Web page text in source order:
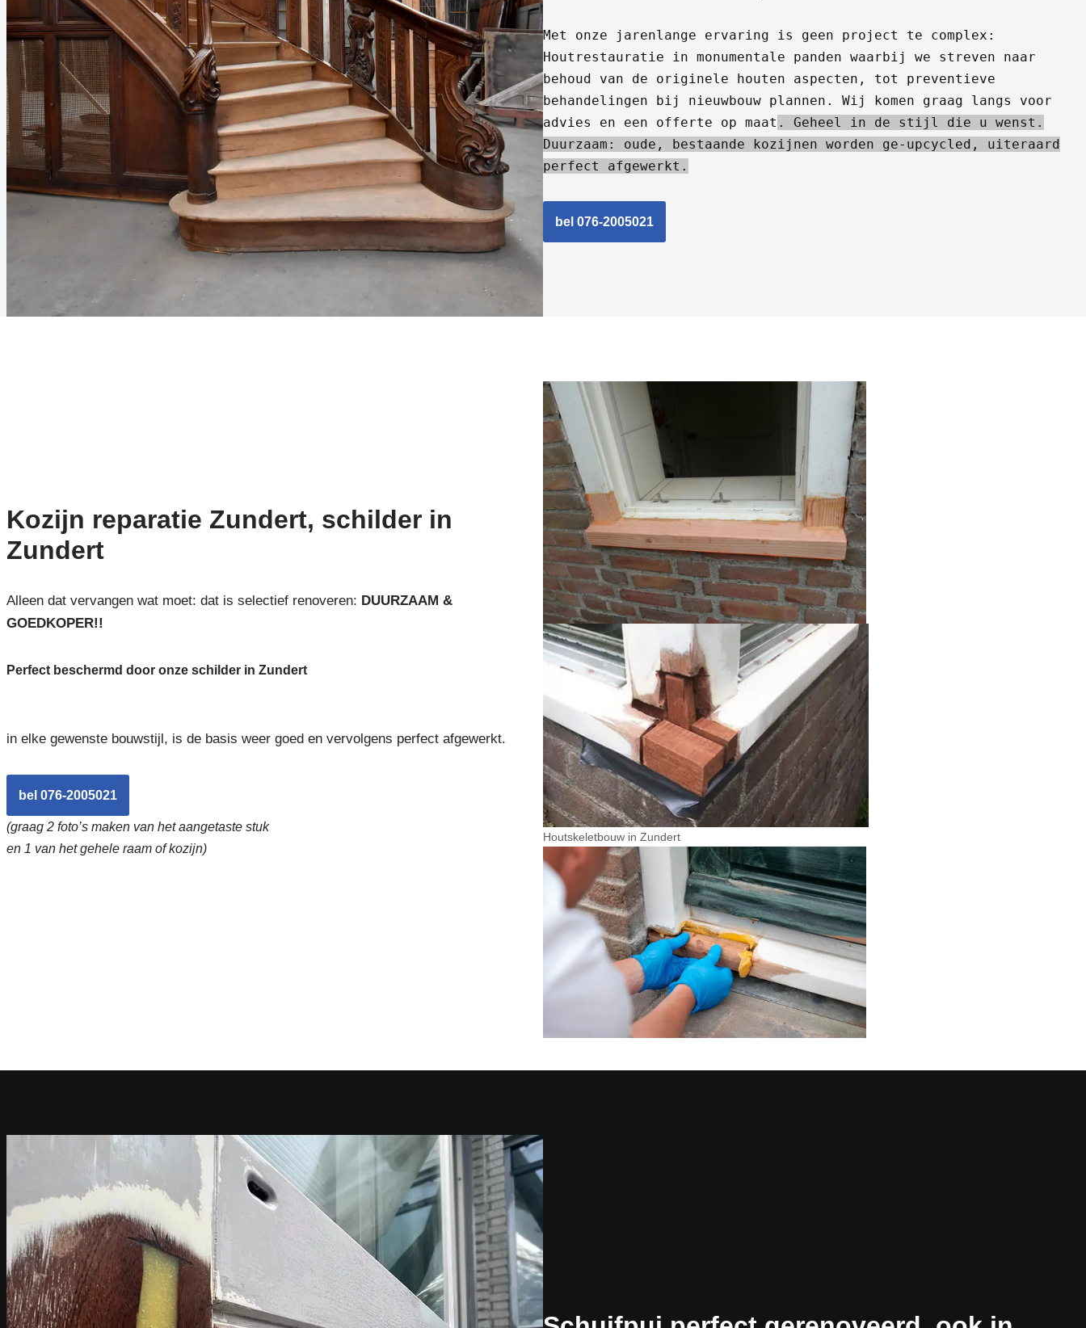
Met onze jarenlange ervaring is geen project te complex:
Houtrestauratie in monumentale panden waarbij we streven naar
behoud van de originele houten aspecten, tot preventieve
behandelingen bij nieuwbouw plannen. Wij komen graag langs voor
advies en een offerte op maat . Geheel in de stijl die u wenst.
Duurzaam: oude, bestaande kozijnen worden ge-upcycled, uiteraard
perfect afgewerkt.
bel 076-2005021
Kozijn reparatie Zundert, schilder in
Zundert
Alleen dat vervangen wat moet: dat is selectief renoveren: DUURZAAM &
GOEDKOPER!!
Perfect beschermd door onze schilder in Zundert
in elke gewenste bouwstijl, is de basis weer goed en vervolgens perfect afgewerkt.
bel 076-2005021
(graag 2 foto’s maken van het aangetaste stuk
en 1 van het gehele raam of kozijn)
Houtskeletbouw in Zundert